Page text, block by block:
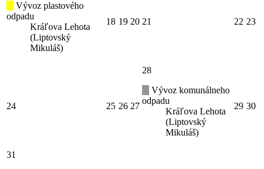
Vývoz plastového
odpadu
Kráľova Lehota
(Liptovský
Mikuláš)
18 19 20 21 22 23
24 25 26 27
28
Vývoz komunálneho
odpadu
Kráľova Lehota
(Liptovský
Mikuláš)
29 30
31